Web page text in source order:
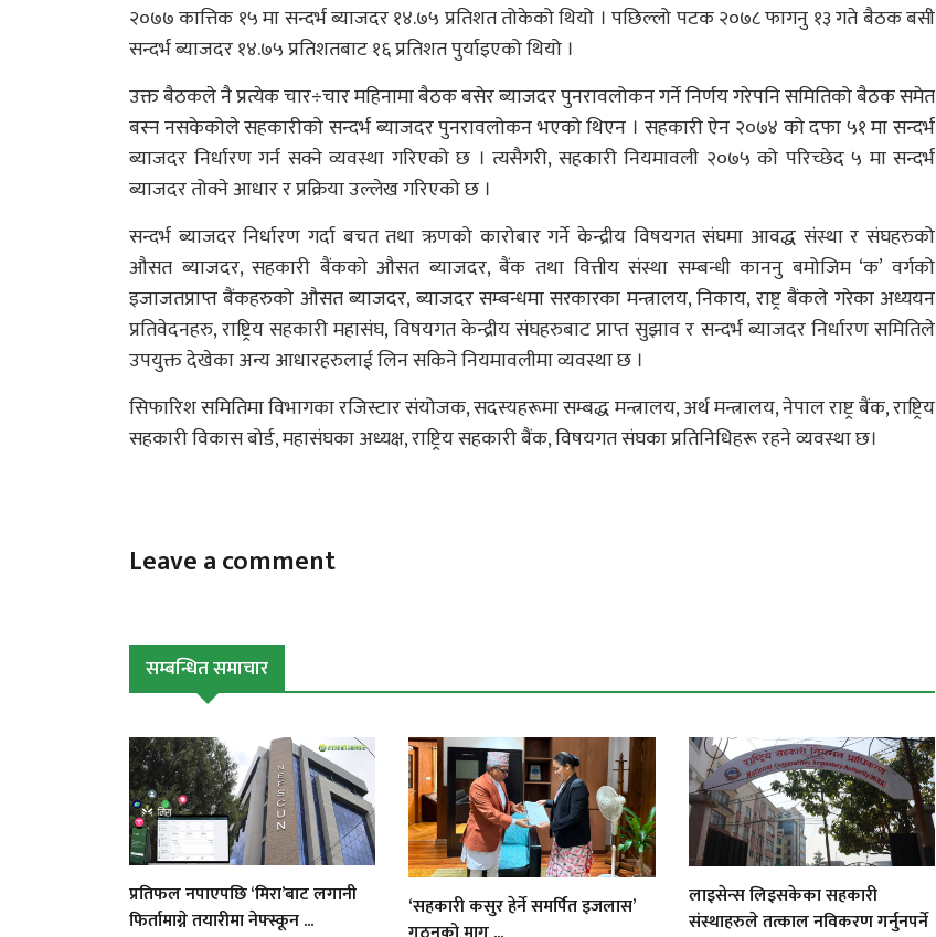
२०७७ कात्तिक १५ मा सन्दर्भ ब्याजदर १४.७५ प्रतिशत तोकेको थियो । पछिल्लो पटक २०७८ फागनु १३ गते बैठक बसी
सन्दर्भ ब्याजदर १४.७५ प्रतिशतबाट १६ प्रतिशत पुर्याइएको थियो ।
उक्त बैठकले नै प्रत्येक चार÷चार महिनामा बैठक बसेर ब्याजदर पुनरावलोकन गर्ने निर्णय गरेपनि समितिको बैठक समेत
बस्न नसकेकोले सहकारीको सन्दर्भ ब्याजदर पुनरावलोकन भएको थिएन । सहकारी ऐन २०७४ को दफा ५१ मा सन्दर्भ
ब्याजदर निर्धारण गर्न सक्ने व्यवस्था गरिएको छ । त्यसैगरी, सहकारी नियमावली २०७५ को परिच्छेद ५ मा सन्दर्भ
ब्याजदर तोक्ने आधार र प्रक्रिया उल्लेख गरिएको छ ।
सन्दर्भ ब्याजदर निर्धारण गर्दा बचत तथा ऋणको कारोबार गर्ने केन्द्रीय विषयगत संघमा आवद्ध संस्था र संघहरुको
औसत ब्याजदर, सहकारी बैंकको औसत ब्याजदर, बैंक तथा वित्तीय संस्था सम्बन्धी काननु बमोजिम ‘क’ वर्गको
इजाजतप्राप्त बैंकहरुको औसत ब्याजदर, ब्याजदर सम्बन्धमा सरकारका मन्त्रालय, निकाय, राष्ट्र बैंकले गरेका अध्ययन
प्रतिवेदनहरु, राष्ट्रिय सहकारी महासंघ, विषयगत केन्द्रीय संघहरुबाट प्राप्त सुझाव र सन्दर्भ ब्याजदर निर्धारण समितिले
उपयुक्त देखेका अन्य आधारहरुलाई लिन सकिने नियमावलीमा व्यवस्था छ ।
सिफारिश समितिमा विभागका रजिस्टार संयोजक, सदस्यहरूमा सम्बद्ध मन्त्रालय, अर्थ मन्त्रालय, नेपाल राष्ट्र बैंक, राष्ट्रिय
सहकारी विकास बोर्ड, महासंघका अध्यक्ष, राष्ट्रिय सहकारी बैंक, विषयगत संघका प्रतिनिधिहरू रहने व्यवस्था छ।
Leave a comment
सम्बन्धित समाचार
प्रतिफल नपाएपछि ‘मिरा’बाट लगानी
फिर्तामाग्ने तयारीमा नेफ्स्कून ...
‘सहकारी कसुर हेर्ने समर्पित इजलास’
लाइसेन्स लिइसकेका सहकारी
संस्थाहरुले तत्काल नविकरण गर्नुनपर्ने